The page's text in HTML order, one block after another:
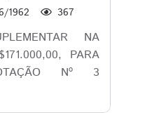
1962 367
NA
PARA
Nº 3